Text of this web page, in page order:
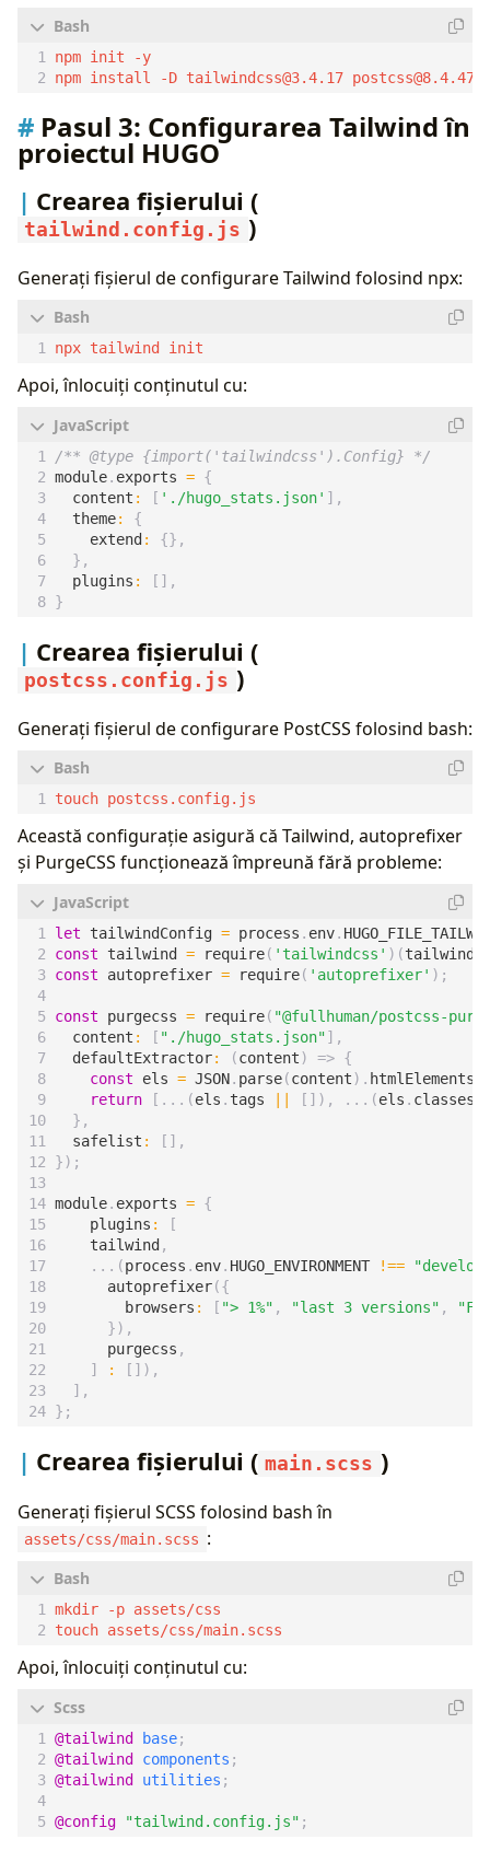
npm install -D tailwindcss@3.4.17 postcss@8.4.47
Pasul 3: Configurarea Tailwind în
proiectul HUGO
Crearea fișierului (
tailwind.config.js )
Generați fișierul de configurare Tailwind folosind npx:
Apoi, înlocuiți conținutul cu:
/** @type {import('tailwindcss').Config} */
module. exports = {
content : [ './hugo_stats.json' ],
theme:
{
extend :
{},
},
plugins :
[],
}
Crearea fișierului (
postcss.config.js )
Generați fișierul de configurare PostCSS folosind bash:
Această configurație asigură că Tailwind, autoprefixer
și PurgeCSS funcționează împreună fără probleme:
let tailwindConfig = process . env.
const
tailwind = require( 'tailwindcss' )(
const
autoprefixer = require( 'autoprefixer' );
const purgecss = require( "@fullhuman/postcss-
content : [ "./hugo_stats.json"],
defaultExtractor: (content) => {
const
els = JSON. parse(content). htmlElements
return
[...(els . tags []), ...(els . classes
},
safelist :
[],
});
module. exports = {
plugins :
[
tailwind ,
...(process . env. HUGO_ENVIRONMENT !==
autoprefixer({
browsers : [ "> 1%" , "last 3 versions" ,
}),
purgecss ,
]
:
[]),
],
};
Crearea fișierului ( main.scss )
Generați fișierul SCSS folosind bash în
assets/css/main.scss :
Apoi, înlocuiți conținutul cu:
@tailwind base;
@tailwind
components ;
@tailwind
utilities ;
@config "tailwind.config.js" ;